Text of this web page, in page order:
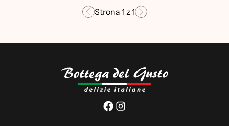
Strona 1 z1